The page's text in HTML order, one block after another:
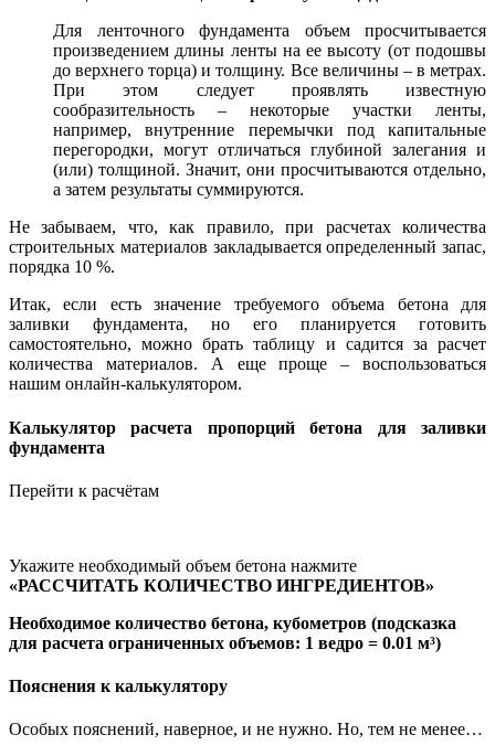
Для ленточного фундамента объем просчитывается
произведением длины ленты на ее высоту (от подошвы
до верхнего торца) и толщину. Все величины – в метрах.
При этом следует проявлять известную
сообразительность – некоторые участки ленты,
например, внутренние перемычки под капитальные
перегородки, могут отличаться глубиной залегания и
(или) толщиной. Значит, они просчитываются отдельно,
а затем результаты суммируются.
Не забываем, что, как правило, при расчетах количества
строительных материалов закладывается определенный запас,
порядка 10 %.
Итак, если есть значение требуемого объема бетона для
заливки фундамента, но его планируется готовить
самостоятельно, можно брать таблицу и садится за расчет
количества материалов. А еще проще – воспользоваться
нашим онлайн-калькулятором.
Калькулятор расчета пропорций бетона для заливки
фундамента
Перейти к расчётам
Укажите необходимый объем бетона нажмите
«РАССЧИТАТЬ КОЛИЧЕСТВО ИНГРЕДИЕНТОВ»
Необходимое количество бетона, кубометров (подсказка
для расчета ограниченных объемов: 1 ведро = 0.01 м³)
Пояснения к калькулятору
Особых пояснений, наверное, и не нужно. Но, тем не менее…